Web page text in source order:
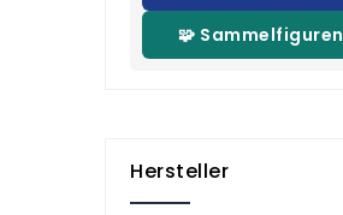
🧩 Sammelfiguren
Hersteller